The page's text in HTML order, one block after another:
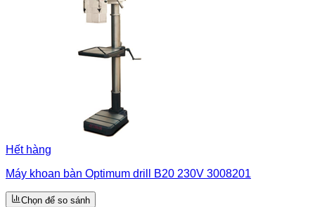
Hết hàng
Máy khoan bàn Optimum drill B20 230V 3008201
Chọn để so sánh